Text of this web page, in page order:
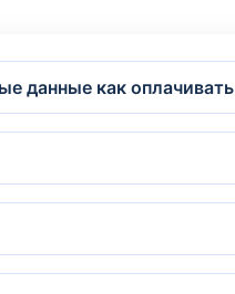
данные как оплачивать